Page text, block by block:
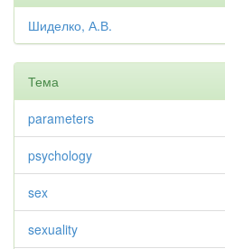
Шиделко, А.В.
Тема
parameters
psychology
sex
sexuality